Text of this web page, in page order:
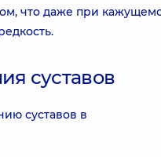
что даже при
суставов
суставов в